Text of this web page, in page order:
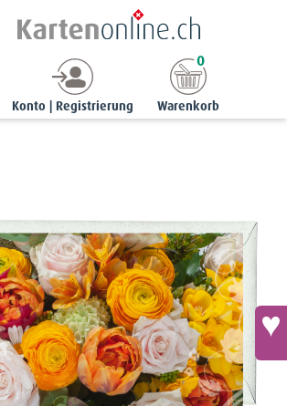
Konto | Registrierung Warenkorb
0
Grusskarte schmal - Bunter Frühlingsstrauss